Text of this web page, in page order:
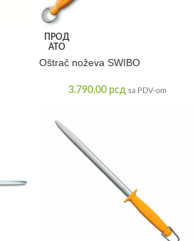
ПРОД
АТО
Oštrač noževa SWIBO
3.790,00 рсд sa PDV-om